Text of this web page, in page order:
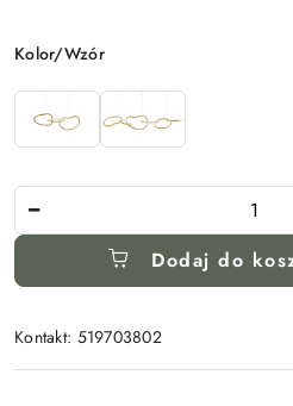
Wariant
Kolor/Wzór
Dodaj do
Kontakt: 519703802